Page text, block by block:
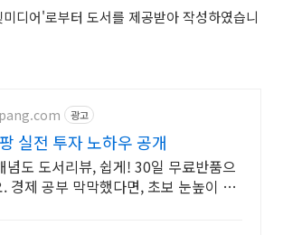
디어'로부터 도서를 제공받아 작성하였습니
광고
실전 투자 노하우 공개
념도 도서리뷰, 쉽게! 30일 무료반품으
경제 공부 막막했다면, 초보 눈높이 책